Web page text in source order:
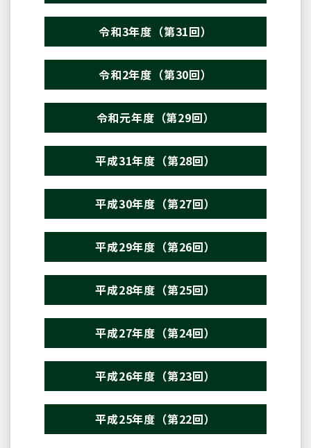
令和3年度（第31回）
令和2年度（第30回）
令和元年度（第29回）
平成31年度（第28回）
平成30年度（第27回）
平成29年度（第26回）
平成28年度（第25回）
平成27年度（第24回）
平成26年度（第23回）
平成25年度（第22回）